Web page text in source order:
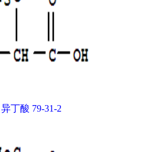
异丁酸 79-31-2